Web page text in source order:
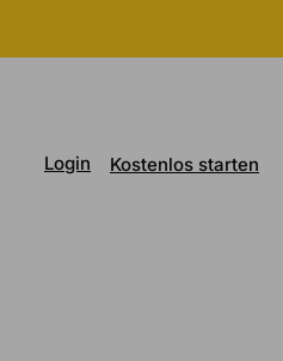
Login Kostenlos starten